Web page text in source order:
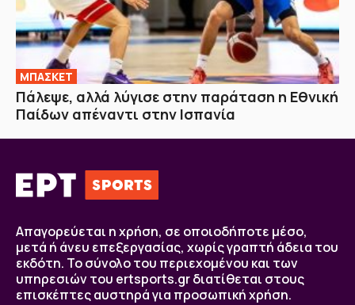
ΜΠΑΣΚΕΤ
Πάλεψε, αλλά λύγισε στην παράταση η Εθνική
Παίδων απέναντι στην Ισπανία
Απαγορεύεται η χρήση, σε οποιοδήποτε μέσο,
μετά ή άνευ επεξεργασίας, χωρίς γραπτή άδεια του
εκδότη. Το σύνολο του περιεχομένου και των
υπηρεσιών του ertsports.gr διατίθεται στους
επισκέπτες αυστηρά για προσωπική χρήση.